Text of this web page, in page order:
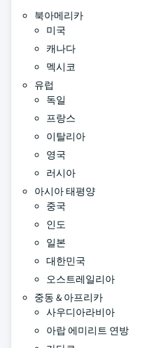
북아메리카
미국
캐나다
멕시코
유럽
독일
프랑스
이탈리아
영국
러시아
아시아 태평양
중국
인도
일본
대한민국
오스트레일리아
중동 & 아프리카
사우디아라비아
아랍 에미리트 연방